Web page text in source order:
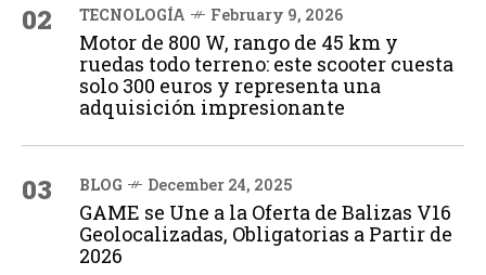
02 TECNOLOGÍA February 9, 2026
Motor de 800 W, rango de 45 km y
ruedas todo terreno: este scooter cuesta
solo 300 euros y representa una
adquisición impresionante
03 BLOG December 24, 2025
GAME se Une a la Oferta de Balizas V16
Geolocalizadas, Obligatorias a Partir de
2026